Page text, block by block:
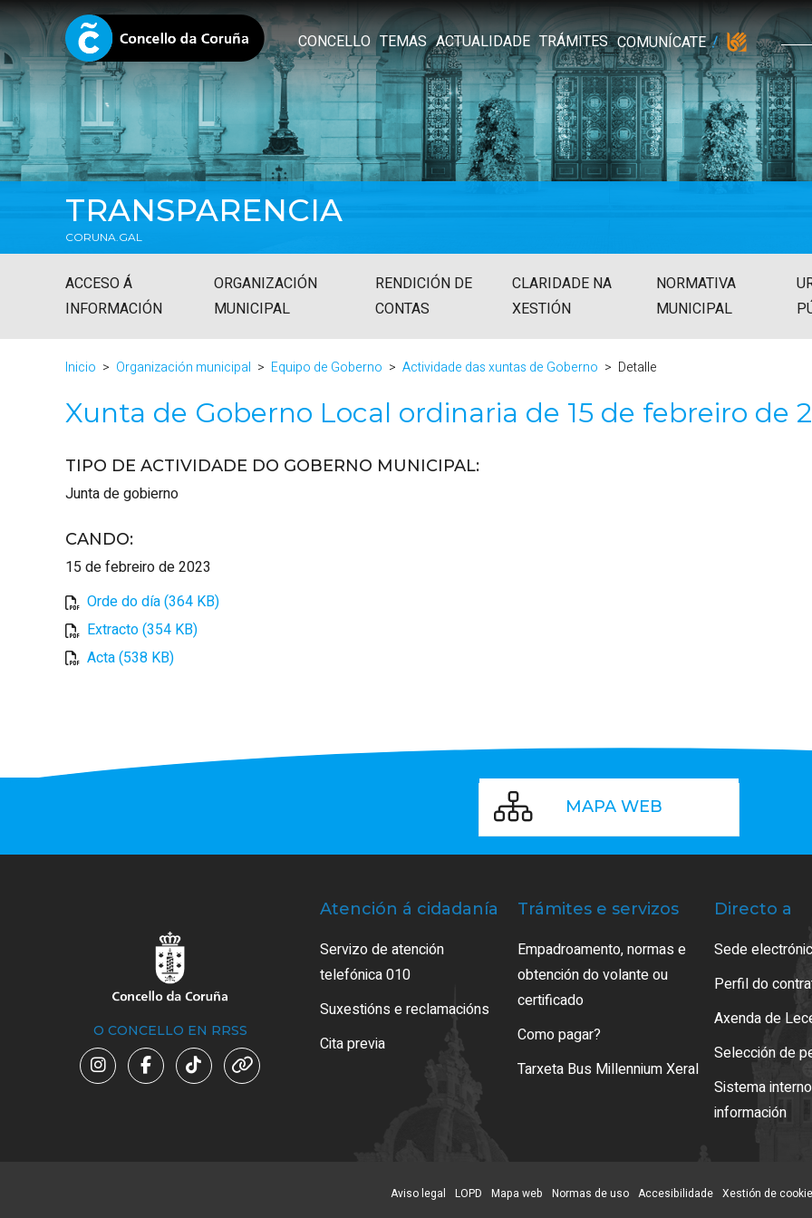
CONCELLO TEMAS ACTUALIDADE TRÁMITES COMUNÍCATE
TRANSPARENCIA
CORUNA.GAL
ACCESO Á
INFORMACIÓN
ORGANIZACIÓN
MUNICIPAL
RENDICIÓN DE
CONTAS
CLARIDADE NA
XESTIÓN
NORMATIVA
MUNICIPAL
Inicio Organización municipal Equipo de Goberno Actividade das xuntas de Goberno Detalle
Xunta de Goberno Local ordinaria de 15 de febreiro de
TIPO DE ACTIVIDADE DO GOBERNO MUNICIPAL:
Junta de gobierno
CANDO:
15 de febreiro de 2023
Orde do día (364 KB)
Extracto (354 KB)
Acta (538 KB)
MAPA WEB
O CONCELLO EN RRSS
Atención á cidadanía
Servizo de atención
telefónica 010
Suxestións e reclamacións
Cita previa
Trámites e servizos
Empadroamento, normas e
obtención do volante ou
certificado
Como pagar?
Tarxeta Bus Millennium Xeral
Directo a
Sede
Perfil do
Axenda de
Selección de
Sistema
información
Aviso legal LOPD Mapa web Normas de uso Accesibilidade Xestión de